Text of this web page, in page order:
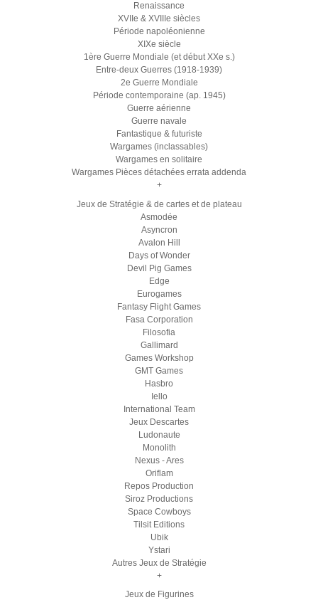
Renaissance
XVIIe & XVIIIe siècles
Période napoléonienne
XIXe siècle
1ère Guerre Mondiale (et début XXe s.)
Entre-deux Guerres (1918-1939)
2e Guerre Mondiale
Période contemporaine (ap. 1945)
Guerre aérienne
Guerre navale
Fantastique & futuriste
Wargames (inclassables)
Wargames en solitaire
Wargames Pièces détachées errata addenda
+
Jeux de Stratégie & de cartes et de plateau
Asmodée
Asyncron
Avalon Hill
Days of Wonder
Devil Pig Games
Edge
Eurogames
Fantasy Flight Games
Fasa Corporation
Filosofia
Gallimard
Games Workshop
GMT Games
Hasbro
Iello
International Team
Jeux Descartes
Ludonaute
Monolith
Nexus - Ares
Oriflam
Repos Production
Siroz Productions
Space Cowboys
Tilsit Editions
Ubik
Ystari
Autres Jeux de Stratégie
+
Jeux de Figurines